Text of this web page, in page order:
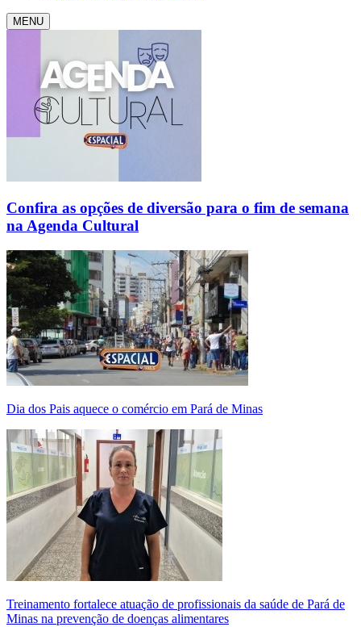
MENU
Confira as opções de diversão para o fim de semana
na Agenda Cultural
Dia dos Pais aquece o comércio em Pará de Minas
Treinamento fortalece atuação de profissionais da saúde de Pará de
Minas na prevenção de doenças alimentares